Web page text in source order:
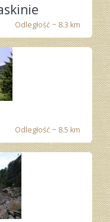
Odległość ~ 8.3 km
Odległość ~ 8.5 km